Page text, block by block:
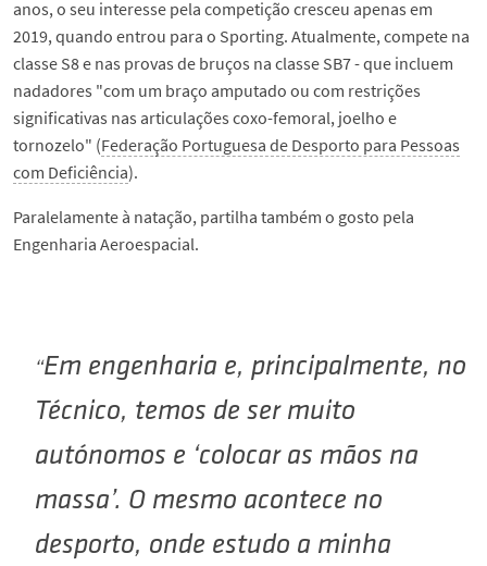
anos, o seu interesse pela competição cresceu apenas em
2019, quando entrou para o Sporting. Atualmente, compete na
classe S8 e nas provas de bruços na classe SB7 - que incluem
nadadores "com um braço amputado ou com restrições
significativas nas articulações coxo-femoral, joelho e
tornozelo" (Federação Portuguesa de Desporto para Pessoas
com Deficiência).
Paralelamente à natação, partilha também o gosto pela
Engenharia Aeroespacial.
Em engenharia e, principalmente, no
Técnico, temos de ser muito
autónomos e ‘colocar as mãos na
massa’. O mesmo acontece no
desporto, onde estudo a minha